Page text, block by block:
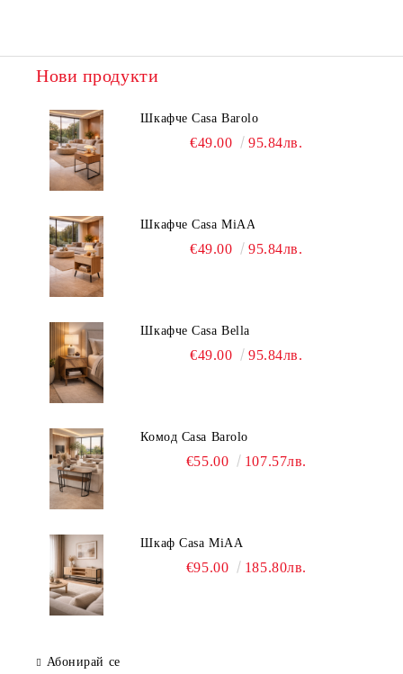
Нови продукти
Шкафче Casa Barolo
€49.00 95.84лв.
Шкафче Casa MiAA
€49.00 95.84лв.
Шкафче Casa Bella
€49.00 95.84лв.
Комод Casa Barolo
€55.00 107.57лв.
Шкаф Casa MiAA
€95.00 185.80лв.
Абонирай се